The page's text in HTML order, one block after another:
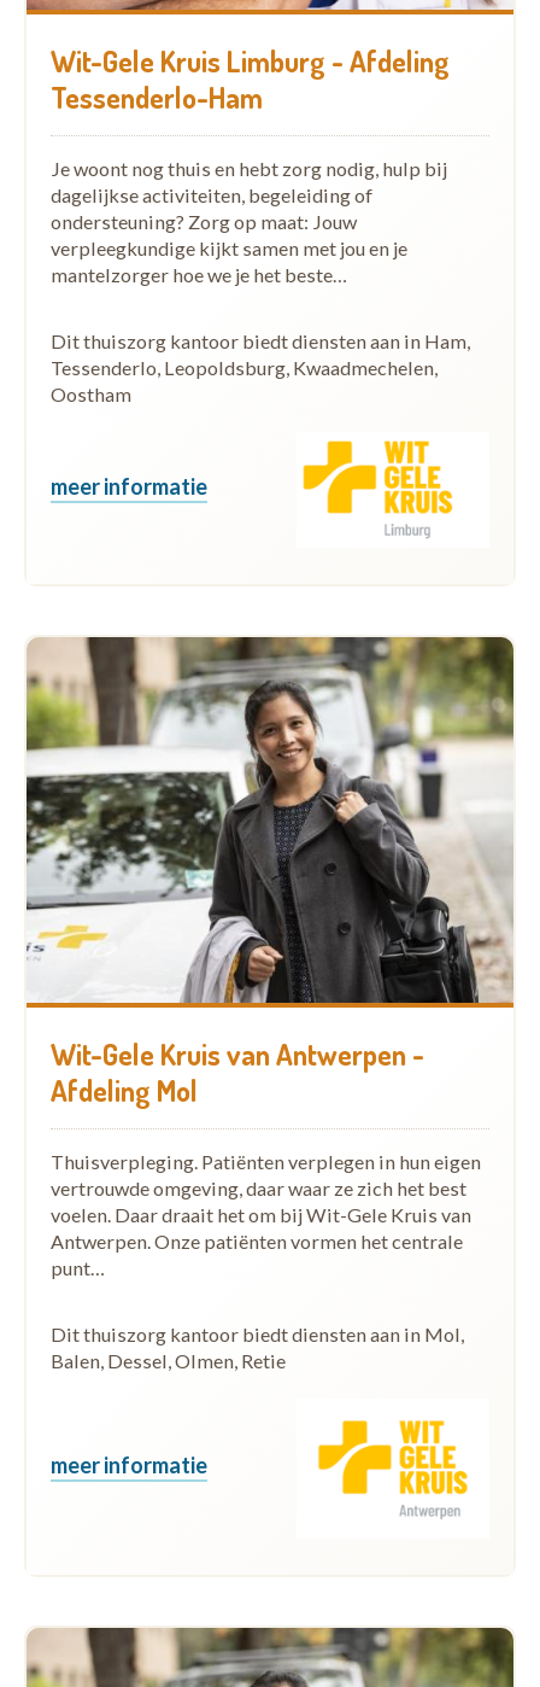
Wit-Gele Kruis Limburg - Afdeling
Tessenderlo-Ham
Je woont nog thuis en hebt zorg nodig, hulp bij
dagelijkse activiteiten, begeleiding of
ondersteuning? Zorg op maat: Jouw
verpleegkundige kijkt samen met jou en je
mantelzorger hoe we je het beste…
Dit thuiszorg kantoor biedt diensten aan in Ham,
Tessenderlo, Leopoldsburg, Kwaadmechelen,
Oostham
meer informatie
Wit-Gele Kruis van Antwerpen -
Afdeling Mol
Thuisverpleging. Patiënten verplegen in hun eigen
vertrouwde omgeving, daar waar ze zich het best
voelen. Daar draait het om bij Wit-Gele Kruis van
Antwerpen. Onze patiënten vormen het centrale
punt…
Dit thuiszorg kantoor biedt diensten aan in Mol,
Balen, Dessel, Olmen, Retie
meer informatie